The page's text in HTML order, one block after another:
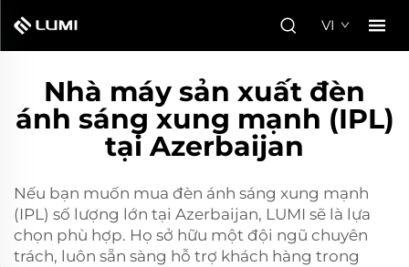
VI
Nhà máy sản xuất đèn
ánh sáng xung mạnh (IPL)
tại Azerbaijan
Nếu bạn muốn mua đèn ánh sáng xung mạnh
(IPL) số lượng lớn tại Azerbaijan, LUMI sẽ là lựa
chọn phù hợp. Họ sở hữu một đội ngũ chuyên
trách, luôn sẵn sàng hỗ trợ khách hàng trong